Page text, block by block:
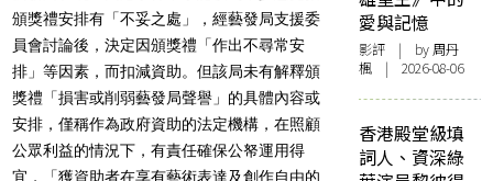
頒獎禮安排有「不妥之處」，經藝發局支援委
員會討論後，決定因頒獎禮「作出不尋常安
排」等因素，而扣減資助。但該局未有解釋頒
獎禮「損害或削弱藝發局聲譽」的具體內容或
安排，僅稱作為政府資助的法定機構，在照顧
公眾利益的情況下，有責任確保公帑運用得
宜，「獲資助者在享有藝術表達及創作自由的
愛與記憶
影評 | by周丹
楓 | 2026-08-06
香港殿堂級填
詞人、資深綠